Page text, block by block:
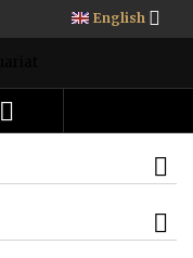
English 
